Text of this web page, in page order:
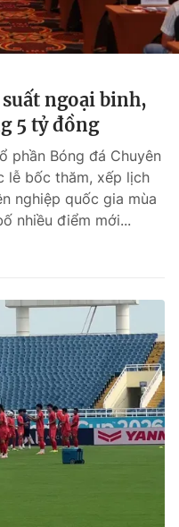
ngoại binh,
5 tỷ đồng
phần Bóng đá Chuyên
lễ bốc thăm, xếp lịch
nghiệp quốc gia mùa
nhiều điểm mới...